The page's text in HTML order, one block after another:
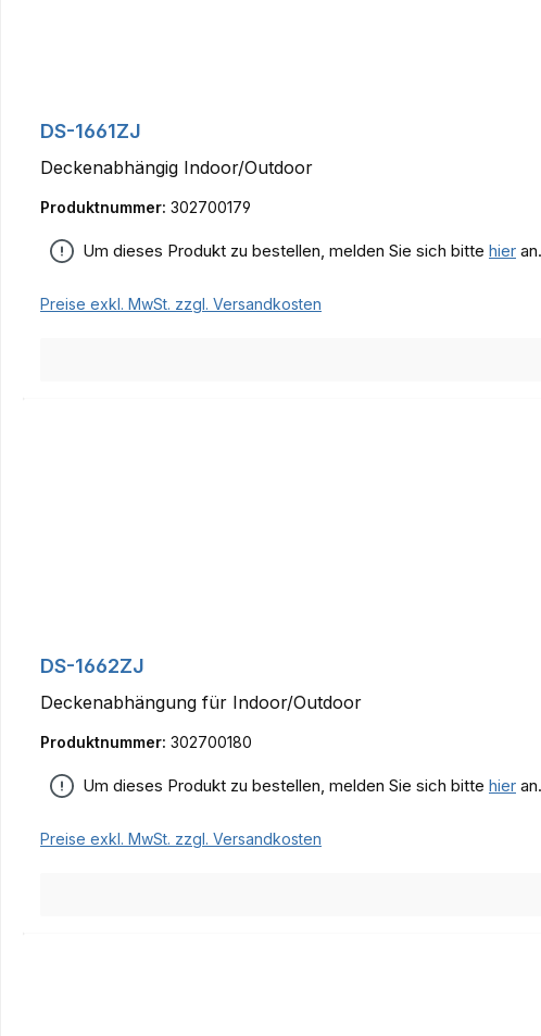
DS-1661ZJ
Deckenabhängig Indoor/Outdoor
Produktnummer: 302700179
Um dieses Produkt zu bestellen, melden Sie sich bitte hier an.
Preise exkl. MwSt. zzgl. Versandkosten
DS-1662ZJ
Deckenabhängung für Indoor/Outdoor
Produktnummer: 302700180
Um dieses Produkt zu bestellen, melden Sie sich bitte hier an.
Preise exkl. MwSt. zzgl. Versandkosten